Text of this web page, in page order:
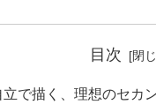
目次
で描く、理想のセカ